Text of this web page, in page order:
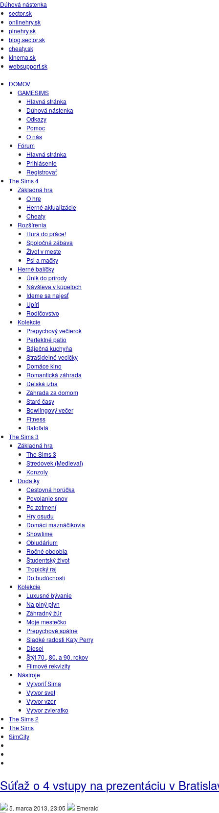
Dúhová nástenka
sector.sk
onlinehry.sk
plnehry.sk
blog.sector.sk
cheaty.sk
kinema.sk
websupport.sk
DOMOV
GAMESIMS
Hlavná stránka
Dúhová nástenka
Odkazy
Pomoc
O nás
Fórum
Hlavná stránka
Prihlásenie
Registrovať
The Sims 4
Základná hra
O hre
Herné aktualizácie
Cheaty
Rozšírenia
Hurá do práce!
Spoločná zábava
Život v meste
Psi a mačky
Herné balíčky
Únik do prírody
Návšteva v kúpeľoch
Ideme sa najesť
Upíri
Rodičovstvo
Kolekcie
Prepychový večierok
Perfektné patio
Báječná kuchyňa
Strašidelné vecičky
Domáce kino
Romantická záhrada
Detská izba
Záhrada za domom
Staré časy
Bowlingový večer
Fitness
Batoľatá
The Sims 3
Základná hra
The Sims 3
Stredovek (Medieval)
Konzoly
Dodatky
Cestovná horúčka
Povolanie snov
Po zotmení
Hry osudu
Domáci maznáčikovia
Showtime
Obludárium
Ročné obdobia
Študentský život
Tropický raj
Do budúcnosti
Kolekcie
Luxusné bývanie
Na plný plyn
Záhradný žúr
Moje mestečko
Prepychové spálne
Sladké radosti Katy Perry
Diesel
Štýl 70., 80. a 90. rokov
Filmové rekvizity
Nástroje
Vytvoriť Sima
Vytvor svet
Vytvor vzor
Vytvor zvieratko
The Sims 2
The Sims
SimCity
Súťaž o 4 vstupy na prezentáciu v
5. marca 2013, 23:05
Emerald